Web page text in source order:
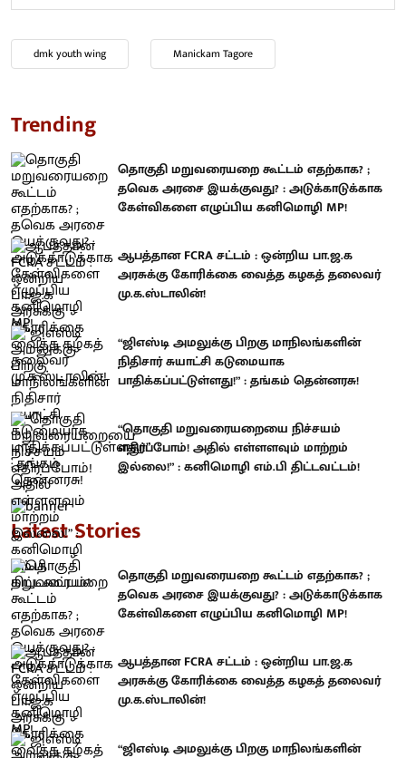
dmk youth wing Manickam Tagore
Trending
தொகுதி மறுவரையறை கூட்டம் எதற்காக? ;
தவெக அரசை இயக்குவது? : அடுக்காடுக்காக
கேள்விகளை எழுப்பிய கனிமொழி MP!
ஆபத்தான FCRA சட்டம் : ஒன்றிய பா.ஜ.க
அரசுக்கு கோரிக்கை வைத்த கழகத் தலைவர்
மு.க.ஸ்டாலின்!
“ஜிஎஸ்டி அமலுக்கு பிறகு மாநிலங்களின்
நிதிசார் சுயாட்சி கடுமையாக
பாதிக்கப்பட்டுள்ளது!” : தங்கம் தென்னரசு!
“தொகுதி மறுவரையறையை நிச்சயம்
எதிர்ப்போம்! அதில் எள்ளளவும் மாற்றம்
இல்லை!” : கனிமொழி எம்.பி திட்டவட்டம்!
Latest Stories
தொகுதி மறுவரையறை கூட்டம் எதற்காக? ;
தவெக அரசை இயக்குவது? : அடுக்காடுக்காக
கேள்விகளை எழுப்பிய கனிமொழி MP!
ஆபத்தான FCRA சட்டம் : ஒன்றிய பா.ஜ.க
அரசுக்கு கோரிக்கை வைத்த கழகத் தலைவர்
மு.க.ஸ்டாலின்!
“ஜிஎஸ்டி அமலுக்கு பிறகு மாநிலங்களின்